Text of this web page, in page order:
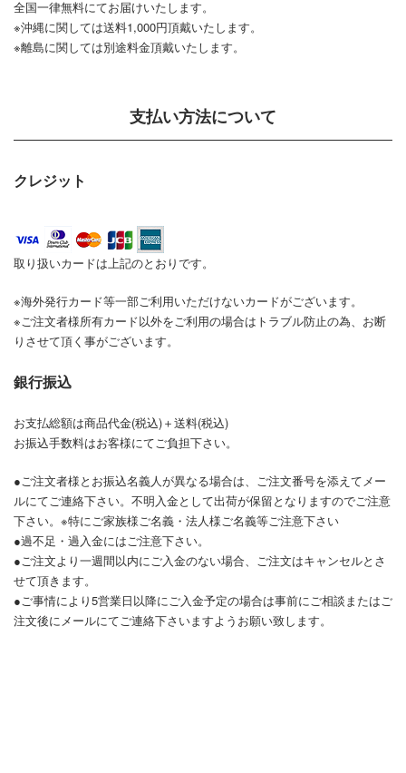
全国一律無料にてお届けいたします。
※沖縄に関しては送料1,000円頂戴いたします。
※離島に関しては別途料金頂戴いたします。
支払い方法について
クレジット
取り扱いカードは上記のとおりです。
※海外発行カード等一部ご利用いただけないカードがございます。
※ご注文者様所有カード以外をご利用の場合はトラブル防止の為、お断
りさせて頂く事がございます。
銀行振込
お支払総額は商品代金(税込)＋送料(税込)
お振込手数料はお客様にてご負担下さい。
●ご注文者様とお振込名義人が異なる場合は、ご注文番号を添えてメー
ルにてご連絡下さい。不明入金として出荷が保留となりますのでご注意
下さい。※特にご家族様ご名義・法人様ご名義等ご注意下さい
●過不足・過入金にはご注意下さい。
●ご注文より一週間以内にご入金のない場合、ご注文はキャンセルとさ
せて頂きます。
●ご事情により5営業日以降にご入金予定の場合は事前にご相談またはご
注文後にメールにてご連絡下さいますようお願い致します。